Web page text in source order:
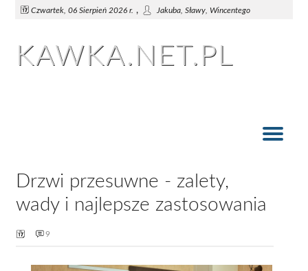
Czwartek, 06 Sierpień 2026 r. , Jakuba, Sławy, Wincentego
KAWKA.NET.PL
Drzwi przesuwne - zalety,
wady i najlepsze zastosowania
9